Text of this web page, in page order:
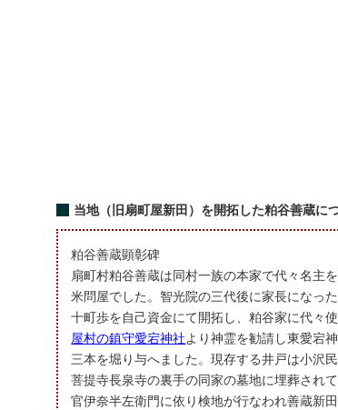
当地（旧扇町屋新田）を開拓した粕谷善蔵に
粕谷善蔵顕彰碑
扇町村粕谷善蔵は同村一族の本家で代々名主
米問屋でした。智光院の三代後に家長になっ
十町歩を自己資金にて開拓し、粕谷家に代々
屋村の鎮守愛宕神社より神霊を勧請し東愛宕
三本を堀り与へました。現存する井戸は小沢
菩提寺長泉寺の裏手の同家の墓地に埋葬され
官伊奈半左衛門に依り検地が行なわれ善蔵新